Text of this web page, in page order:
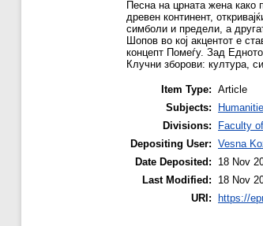
Песна на црната жена како
древен континент,
симболи и предели, а
Шопов во кој акцентот е
концепт Помеѓу. Зад
Клучни зборови: култура,
Item Type: Article
Subjects:
Divisions:
Faculty
Depositing User: Vesna
Date Deposited:
18 Nov
Last Modified:
18 Nov
URI:
https://